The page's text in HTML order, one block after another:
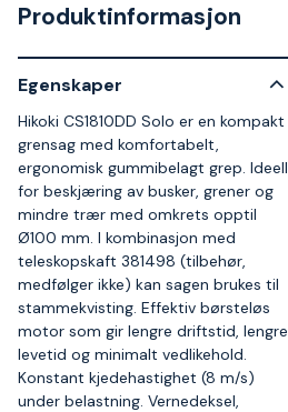
Produktinformasjon
Egenskaper
Hikoki CS1810DD Solo er en kompakt
grensag med komfortabelt,
ergonomisk gummibelagt grep. Ideell
for beskjæring av busker, grener og
mindre trær med omkrets opptil
Ø100 mm. I kombinasjon med
teleskopskaft 381498 (tilbehør,
medfølger ikke) kan sagen brukes til
stammekvisting. Effektiv børsteløs
motor som gir lengre driftstid, lengre
levetid og minimalt vedlikehold.
Konstant kjedehastighet (8 m/s)
under belastning. Vernedeksel,